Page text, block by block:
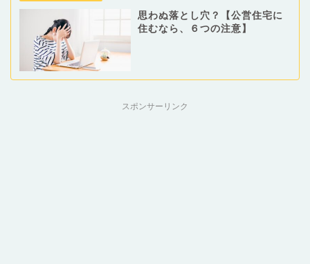
思わぬ落とし穴？【公営住宅に
住むなら、６つの注意】
スポンサーリンク